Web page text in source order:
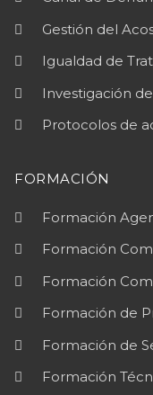
Gestión del
Igualdad de
Investigación
Protocolos de
FORMACIÓN
Formación
Formación
Formación
Formación de
Formación de
Formación